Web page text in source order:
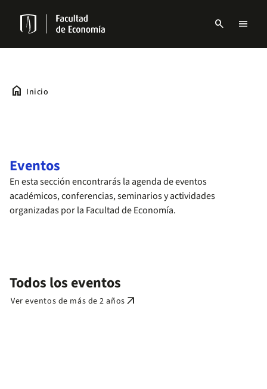
contenido
principal
Navbar
search menu
home Inicio
Eventos
En esta sección encontrarás la agenda de eventos
académicos, conferencias, seminarios y actividades
organizadas por la Facultad de Economía.
Todos los eventos
Ver eventos de más de 2 años arrow_outward